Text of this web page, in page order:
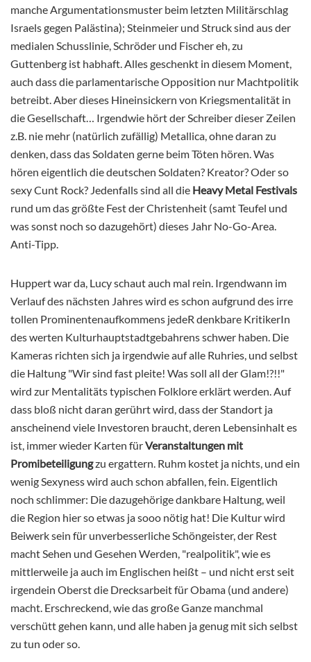
manche Argumentationsmuster beim letzten Militärschlag
Israels gegen Palästina); Steinmeier und Struck sind aus der
medialen Schusslinie, Schröder und Fischer eh, zu
Guttenberg ist habhaft. Alles geschenkt in diesem Moment,
auch dass die parlamentarische Opposition nur Machtpolitik
betreibt. Aber dieses Hineinsickern von Kriegsmentalität in
die Gesellschaft… Irgendwie hört der Schreiber dieser Zeilen
z.B. nie mehr (natürlich zufällig) Metallica, ohne daran zu
denken, dass das Soldaten gerne beim Töten hören. Was
hören eigentlich die deutschen Soldaten? Kreator? Oder so
sexy Cunt Rock? Jedenfalls sind all die Heavy Metal Festivals
rund um das größte Fest der Christenheit (samt Teufel und
was sonst noch so dazugehört) dieses Jahr No-Go-Area.
Anti-Tipp.
Huppert war da, Lucy schaut auch mal rein. Irgendwann im
Verlauf des nächsten Jahres wird es schon aufgrund des irre
tollen Prominentenaufkommens jedeR denkbare KritikerIn
des werten Kulturhauptstadtgebahrens schwer haben. Die
Kameras richten sich ja irgendwie auf alle Ruhries, und selbst
die Haltung "Wir sind fast pleite! Was soll all der Glam!?!!"
wird zur Mentalitäts typischen Folklore erklärt werden. Auf
dass bloß nicht daran gerührt wird, dass der Standort ja
anscheinend viele Investoren braucht, deren Lebensinhalt es
ist, immer wieder Karten fürVeranstaltungen mit
Promibeteiligungzu ergattern. Ruhm kostet ja nichts, und ein
wenig Sexyness wird auch schon abfallen, fein. Eigentlich
noch schlimmer: Die dazugehörige dankbare Haltung, weil
die Region hier so etwas ja sooo nötig hat! Die Kultur wird
Beiwerk sein für unverbesserliche Schöngeister, der Rest
macht Sehen und Gesehen Werden, "realpolitik", wie es
mittlerweile ja auch im Englischen heißt – und nicht erst seit
irgendein Oberst die Drecksarbeit für Obama (und andere)
macht. Erschreckend, wie das große Ganze manchmal
verschütt gehen kann, und alle haben ja genug mit sich selbst
zu tun oder so.